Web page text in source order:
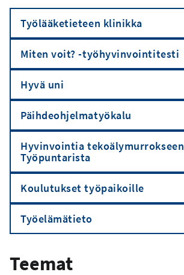
Työlääketieteen klinikka
Miten voit? -työhyvinvointitesti
Hyvä uni
Päihdeohjelmatyökalu
Hyvinvointia tekoälymurrokseen
Työpuntarista
Koulutukset työpaikoille
Työelämätieto
Teemat